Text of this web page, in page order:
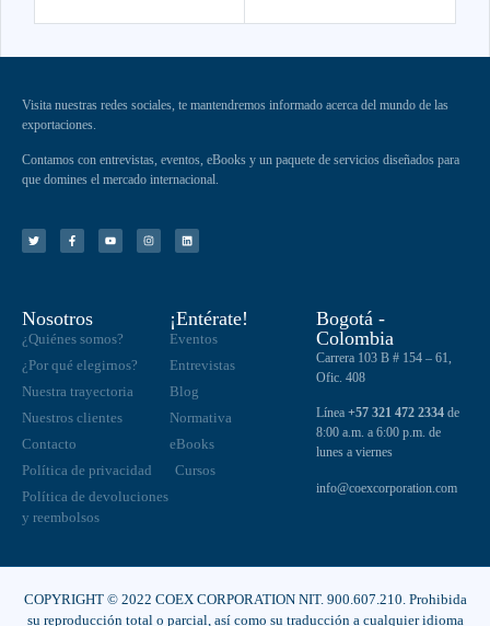
Visita nuestras redes sociales, te mantendremos informado acerca del mundo de las
exportaciones.
Contamos con entrevistas, eventos, eBooks y un paquete de servicios diseñados para
que domines el mercado internacional.
Nosotros
¿Quiénes somos?
¿Por qué elegirnos?
Nuestra trayectoria
Nuestros clientes
Contacto
Política de privacidad
Política de devoluciones
y reembolsos
¡Entérate!
Eventos
Entrevistas
Blog
Normativa
eBooks
Cursos
Bogotá -
Colombia
Carrera 103 B # 154 – 61,
Ofic. 408
Línea +57 321 472 2334de
8:00 a.m. a 6:00 p.m. de
lunes a viernes
info@coexcorporation.com
COPYRIGHT © 2022 COEX CORPORATION NIT. 900.607.210. Prohibida
su reproducción total o parcial, así como su traducción a cualquier idioma